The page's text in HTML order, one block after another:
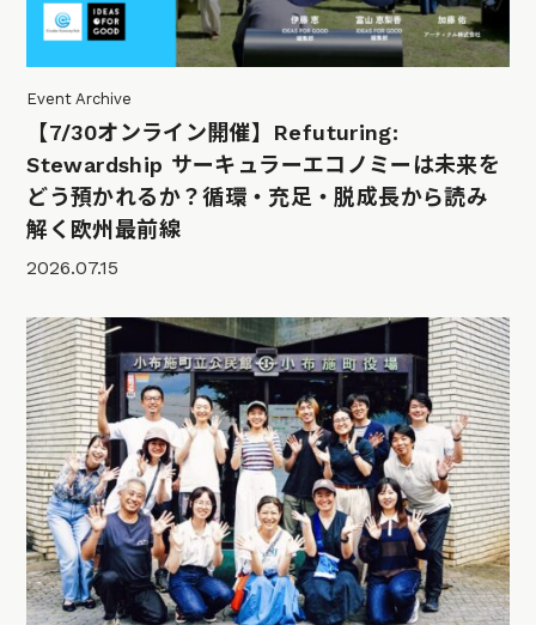
Event Archive
【7/30オンライン開催】Refuturing:
Stewardship サーキュラーエコノミーは未来を
どう預かれるか？循環・充足・脱成長から読み
解く欧州最前線
2026.07.15